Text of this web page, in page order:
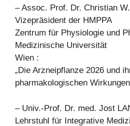
– Assoc. Prof. Dr. Christian
Vizepräsident der HMPPA
Zentrum für Physiologie und
Medizinische Universität
Wien :
„Die Arzneipflanze 2026 und
pharmakologischen Wirkungen
– Univ.-Prof. Dr. med. Jost
Lehrstuhl für Integrative